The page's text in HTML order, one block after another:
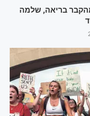
בריאה, שלמה